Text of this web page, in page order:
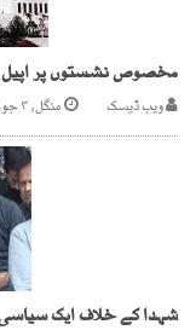
ویب ڈیسک منگل, ۴ جون ۲۰۲۴
شہدا کے خلاف ایک